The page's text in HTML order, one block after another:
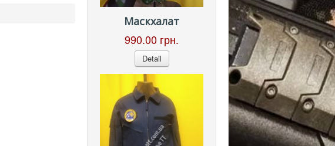
Маскхалат
990.00 грн.
Detail